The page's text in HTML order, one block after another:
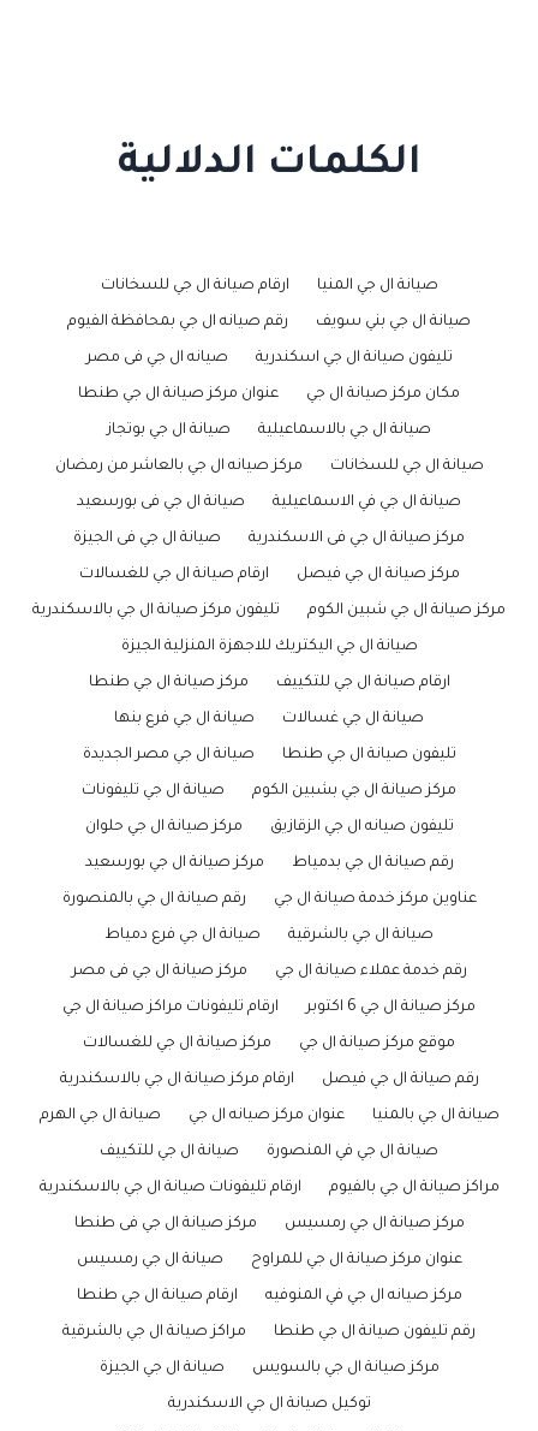
الكلمات الدلالية
صيانة ال جي المنيا ارقام صيانة ال جي للسخانات
صيانة ال جي بني سويف رقم صيانه ال جي بمحافظة الفيوم
تليفون صيانة ال جي اسكندرية صيانه ال جي فى مصر
مكان مركز صيانة ال جي عنوان مركز صيانة ال جي طنطا
صيانة ال جي بالاسماعيلية صيانة ال جي بوتجاز
صيانة ال جي للسخانات مركز صيانه ال جي بالعاشر من رمضان
صيانة ال جي في الاسماعيلية صيانة ال جي فى بورسعيد
مركز صيانة ال جي فى الاسكندرية صيانة ال جي فى الجيزة
مركز صيانة ال جي فيصل ارقام صيانة ال جي للغسالات
مركز صيانة ال جي شبين الكوم تليفون مركز صيانة ال جي بالاسكندرية
صيانة ال جي اليكتريك للاجهزة المنزلية الجيزة
ارقام صيانة ال جي للتكييف مركز صيانة ال جي طنطا
صيانة ال جي غسالات صيانة ال جي فرع بنها
تليفون صيانة ال جي طنطا صيانة ال جي مصر الجديدة
مركز صيانة ال جي بشبين الكوم صيانة ال جي تليفونات
تليفون صيانه ال جي الزقازيق مركز صيانة ال جي حلوان
رقم صيانة ال جي بدمياط مركز صيانة ال جي بورسعيد
عناوين مركز خدمة صيانة ال جي رقم صيانة ال جي بالمنصورة
صيانة ال جي بالشرقية صيانة ال جي فرع دمياط
رقم خدمة عملاء صيانة ال جي مركز صيانة ال جي فى مصر
مركز صيانة ال جي 6 اكتوبر ارقام تليفونات مراكز صيانة ال جي
موقع مركز صيانة ال جي مركز صيانة ال جي للغسالات
رقم صيانة ال جي فيصل ارقام مركز صيانة ال جي بالاسكندرية
صيانة ال جي بالمنيا عنوان مركز صيانه ال جي صيانة ال جي الهرم
صيانة ال جي في المنصورة صيانة ال جي للتكييف
مراكز صيانة ال جي بالفيوم ارقام تليفونات صيانة ال جي بالاسكندرية
مركز صيانة ال جي رمسيس مركز صيانة ال جي فى طنطا
عنوان مركز صيانة ال جي للمراوح صيانة ال جي رمسيس
مركز صيانه ال جي في المنوفيه ارقام صيانة ال جي طنطا
رقم تليفون صيانة ال جي طنطا مراكز صيانة ال جي بالشرقية
مركز صيانة ال جي بالسويس صيانة ال جي الجيزة
توكيل صيانة ال جي الاسكندرية